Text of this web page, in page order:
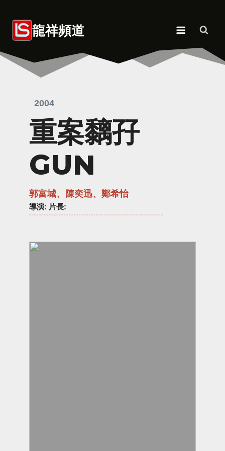
content 龍祥頻道
2004
重案黐孖
GUN
郭富城、陳奕迅、鄭希怡
導演: 片長: